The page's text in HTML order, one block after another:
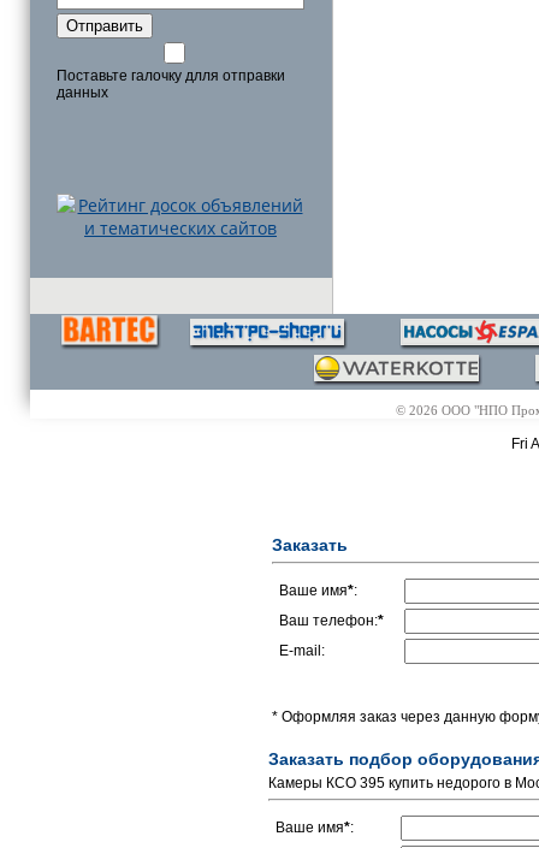
Отправить
Поставьте галочку длля отправки
данных
© 2026 ООО "НПО
Fri
Заказать
Ваше имя*:
Ваш телефон:*
E-mail:
* Оформляя заказ через данную
Заказать подбор
Камеры КСО 395 купить недорого в
Ваше имя*: